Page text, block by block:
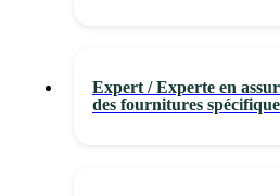
Expert / Experte en
des fournitures